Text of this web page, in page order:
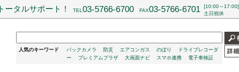
ータルサポート！ TEL 03-5766-6700 FAX03-5766-6701
[10:00～17:00]
土日祝休
人気のキーワード バックカメラ 防災 エアコンガス のぼり
ドライブレコーダ
ー
プレミアムプラザ 大画面ナビ スマホ連携 電子車検証